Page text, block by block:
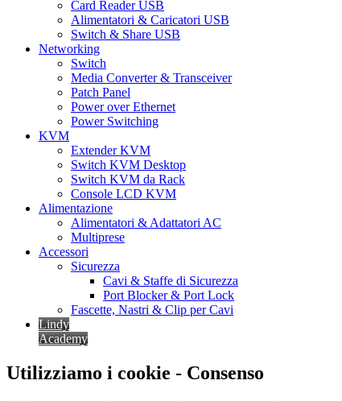
Card Reader USB
Alimentatori & Caricatori USB
Switch & Share USB
Networking
Switch
Media Converter & Transceiver
Patch Panel
Power over Ethernet
Power Switching
KVM
Extender KVM
Switch KVM Desktop
Switch KVM da Rack
Console LCD KVM
Alimentazione
Alimentatori & Adattatori AC
Multiprese
Accessori
Sicurezza
Cavi & Staffe di Sicurezza
Port Blocker & Port Lock
Fascette, Nastri & Clip per Cavi
Lindy
Academy
Utilizziamo i cookie - Consenso